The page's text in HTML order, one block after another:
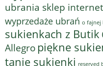
ubrania sklep
wyprzedaże ubrań o fajnej
sukienkach z Butik
Allegropiękne
tanie sukienki reserved